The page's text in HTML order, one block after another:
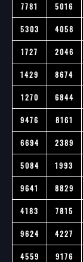
7781
5303
1727
1429
1270
9476
6694
5084
9641
4183
9624
4559
5016
4058
2046
8674
6844
8161
2389
1993
8829
7815
4227
9176